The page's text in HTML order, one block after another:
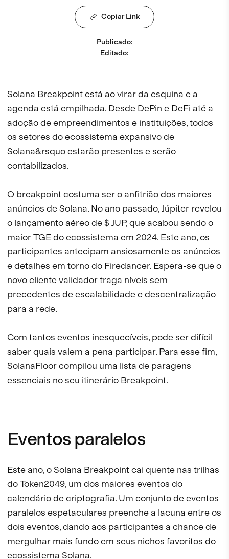
Copiar Link
Publicado:
Editado:
Solana Breakpointestá ao virar da esquina e a
agenda está empilhada. Desde DePin e DeFi até a
adoção de empreendimentos e instituições, todos
os setores do ecossistema expansivo de
Solana&rsquo estarão presentes e serão
contabilizados.
O breakpoint costuma ser o anfitrião dos maiores
anúncios de Solana. No ano passado, Júpiter revelou
o lançamento aéreo de $ JUP, que acabou sendo o
maior TGE do ecossistema em 2024. Este ano, os
participantes antecipam ansiosamente os anúncios
e detalhes em torno do Firedancer. Espera-se que o
novo cliente validador traga níveis sem
precedentes de escalabilidade e descentralização
para a rede.
Com tantos eventos inesquecíveis, pode ser difícil
saber quais valem a pena participar. Para esse fim,
SolanaFloor compilou uma lista de paragens
essenciais no seu itinerário Breakpoint.
Eventos paralelos
Este ano, o Solana Breakpoint cai quente nas trilhas
do Token2049, um dos maiores eventos do
calendário de criptografia. Um conjunto de eventos
paralelos espetaculares preenche a lacuna entre os
dois eventos, dando aos participantes a chance de
mergulhar mais fundo em seus nichos favoritos do
ecossistema Solana.